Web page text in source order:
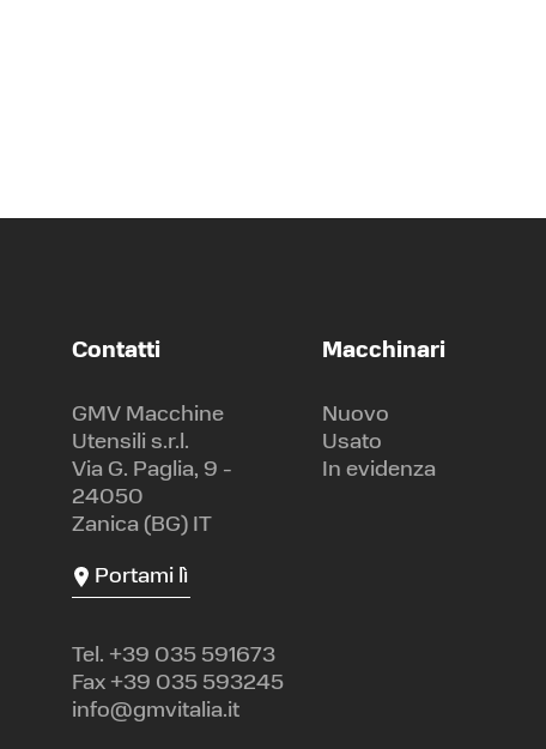
Contatti
GMV Macchine
Utensili s.r.l.
Via G. Paglia, 9 -
24050
Zanica (BG) IT
Portami lì
Tel. +39 035 591673
Fax +39 035 593245
info@gmvitalia.it
Macchinari
Nuovo
Usato
In evidenza